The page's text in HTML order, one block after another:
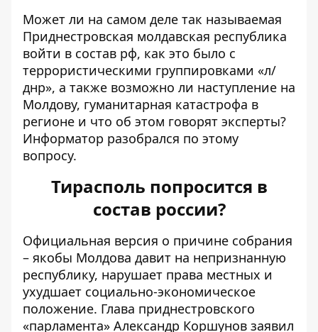
Может ли на самом деле так называемая
Приднестровская молдавская республика
войти в состав рф, как это было с
террористическими группировками «л/
днр», а также возможно ли наступление на
Молдову, гуманитарная катастрофа в
регионе и что об этом говорят эксперты?
Информатор разобрался по этому
вопросу.
Тирасполь попросится в
состав россии?
Официальная версия о причине собрания
– якобы Молдова давит на непризнанную
республику, нарушает права местных и
ухудшает социально-экономическое
положение. Глава приднестровского
«парламента» Александр Коршунов заявил